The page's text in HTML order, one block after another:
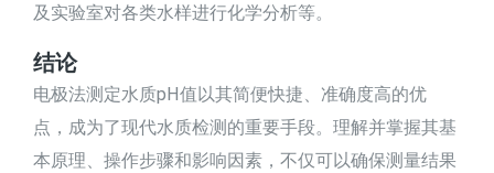
及实验室对各类水样进行化学分析等。
结论
电极法测定水质pH值以其简便快捷、准确度高的优
点，成为了现代水质检测的重要手段。理解并掌握其基
本原理、操作步骤和影响因素，不仅可以确保测量结果